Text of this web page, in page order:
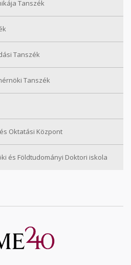
Tanszék
Tanszék
Tanszék
Oktatási Központ
és Földtudományi Doktori iskola